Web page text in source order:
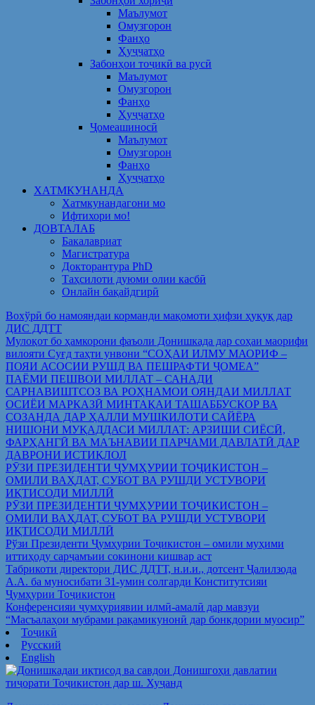
Маълумот
Омузгорон
Фанҳо
Ҳуҷҷатҳо
Забонҳои тоҷикӣ ва русӣ
Маълумот
Омузгорон
Фанҳо
Ҳуҷҷатҳо
Ҷомеашиносӣ
Маълумот
Омузгорон
Фанҳо
Ҳуҷҷатҳо
ХАТМКУНАНДА
Хатмкунандагони мо
Ифтихори мо!
ДОВТАЛАБ
Бакалавриат
Магистратура
Докторантура PhD
Таҳсилоти дуюми олии касбӣ
Онлайн бақайдгирӣ
Вохўрӣ бо намояндаи корманди мақомоти ҳифзи ҳуқуқ дар
ДИС ДДТТ
Мулоқот бо ҳамкорони фаъоли Донишкада дар соҳаи маорифи
вилояти Суғд таҳти унвони “СОҲАИ ИЛМУ МАОРИФ –
ПОЯИ АСОСИИ РУШД ВА ПЕШРАФТИ ҶОМЕА”
ПАЁМИ ПЕШВОИ МИЛЛАТ – САНАДИ
САРНАВИШТСОЗ ВА РОҲНАМОИ ОЯНДАИ МИЛЛАТ
ОСИЁИ МАРКАЗӢ МИНТАҚАИ ТАШАББУСКОР ВА
СОЗАНДА ДАР ҲАЛЛИ МУШКИЛОТИ САЙЁРА
НИШОНИ МУҚАДДАСИ МИЛЛАТ: АРЗИШИ СИЁСӢ,
ФАРҲАНГӢ ВА МАЪНАВИИ ПАРЧАМИ ДАВЛАТӢ ДАР
ДАВРОНИ ИСТИҚЛОЛ
РӮЗИ ПРЕЗИДЕНТИ ҶУМҲУРИИ ТОҶИКИСТОН –
ОМИЛИ ВАҲДАТ, СУБОТ ВА РУШДИ УСТУВОРИ
ИҚТИСОДИ МИЛЛӢ
РӮЗИ ПРЕЗИДЕНТИ ҶУМҲУРИИ ТОҶИКИСТОН –
ОМИЛИ ВАҲДАТ, СУБОТ ВА РУШДИ УСТУВОРИ
ИҚТИСОДИ МИЛЛӢ
Рўзи Президенти Ҷумҳурии Тоҷикистон – омили муҳими
иттиҳоду сарҷамъии сокинони кишвар аст
Табрикоти директори ДИС ДДТТ, н.и.и., дотсент Ҷалилзода
А.А. ба муносибати 31-умин солгарди Конститутсияи
Ҷумҳурии Тоҷикистон
Конференсияи ҷумҳуриявии илмӣ-амалӣ дар мавзуи
“Масъалаҳои мубрами рақамикунонӣ дар бонкдории муосир”
Тоҷикӣ
Русский
English